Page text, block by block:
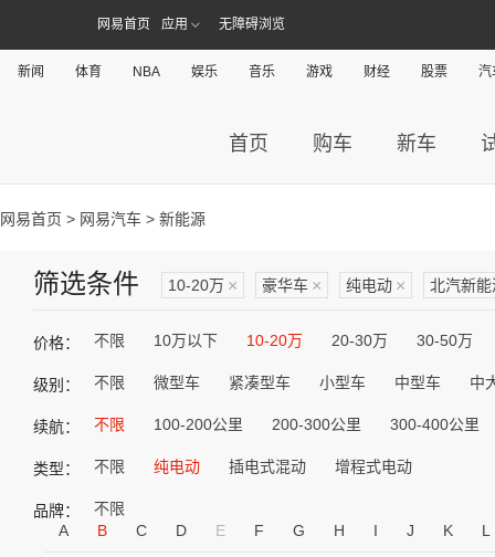
网易首页 应用 无障碍浏览
新闻 体育 NBA 娱乐 音乐 游戏 财经 股票 汽
首页 购车 新车
网易首页 > 网易汽车 > 新能源
筛选条件 10-20万 × 豪华车 × 纯电动 × 北汽新能
价格： 不限 10万以下 10-20万 20-30万 30-50万
级别： 不限 微型车 紧凑型车 小型车 中型车 中
续航： 不限 100-200公里 200-300公里 300-400公里
类型： 不限 纯电动 插电式混动 增程式电动
品牌：
不限
A
B C D E F G H I J K L